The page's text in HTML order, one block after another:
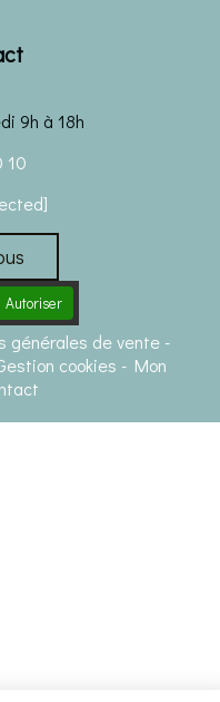
9h à 18h
10
Autoriser
générales de vente
cookies
Mon